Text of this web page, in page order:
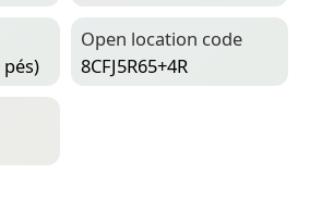
Open location code
8CFJ5R65+4R